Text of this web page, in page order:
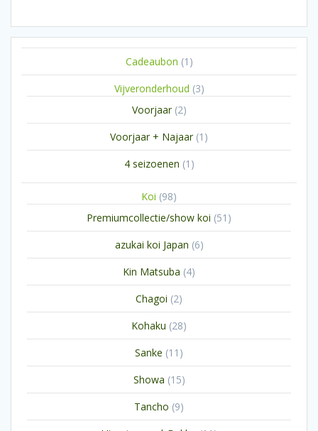
Cadeaubon 1 1
product
Vijveronderhoud 33
Voorjaar 22
producten
Voorjaar + Najaar 1 1
product
4 seizoenen 1 1
Koi 9898
producten
Premiumcollectie/show koi 51 51
producten
azukai koi Japan 66
producten
Kin Matsuba 44
producten
Chagoi 22
producten
Kohaku 2828
producten
Sanke 11 11
producten
Showa 1515
producten
Tancho 99
producten